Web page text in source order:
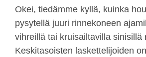
Okei, tiedämme kyllä, kuinka
pysytellä juuri rinnekoneen
vihreillä tai kruisailtavilla sinisillä
Keskitasoisten laskettelijoiden